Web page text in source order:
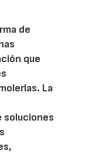
de
que
La